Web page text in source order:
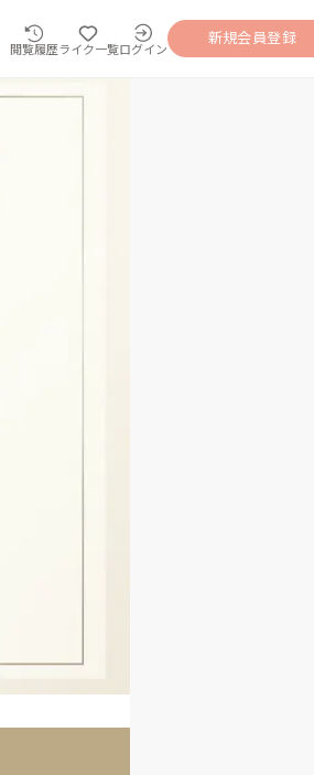
閲覧履歴ライク一覧ログイン
新規会員登録